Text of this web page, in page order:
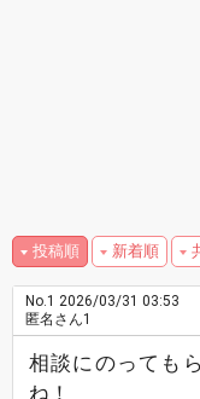
投稿順 新着順
No.1 2026/03/31 03:53
匿名さん1
相談にのっても
ね！